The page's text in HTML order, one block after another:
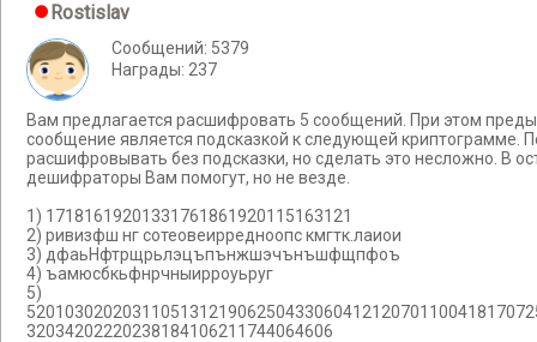
Rostislav
Сообщений: 5379
Награды: 237
Вам предлагается расшифровать 5 сообщений. При этом
сообщение является подсказкой к следующей криптограмме.
расшифровывать без подсказки, но сделать это несложно. В
дешифраторы Вам помогут, но не везде.
1) 17181619201331761861920115163121
2) ривизфш нг сотеовеирредноопс кмгтк.лаиои
3) дфаьНфтрщрьлэцъпънжшэчънъшфщпфоъ
4) ъамюсбкьфнрчныирроуьруг
5)
32034202220238184106211744064606